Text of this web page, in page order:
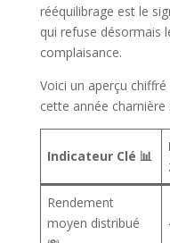
rééquilibrage est le
qui refuse désormais
complaisance.
Voici un aperçu
cette année charnière :
Indicateur Clé 📊
Rendement
moyen distribué